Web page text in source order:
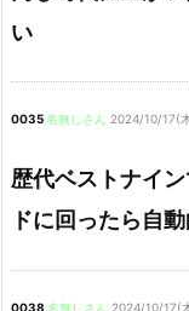
い
0035名無しさん 2024/10/17(
歴代ベストナイ
ドに回ったら自
0038 名無しさん 2024/10/17(